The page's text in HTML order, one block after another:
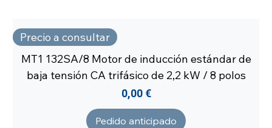
Precio a consultar
MT1 132SA/8 Motor de inducción estándar de
baja tensión CA trifásico de 2,2 kW / 8 polos
Precio
0,00 €
Pedido anticipado